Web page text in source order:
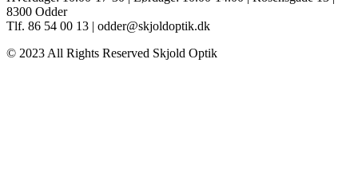
8300 Odder
Tlf. 86 54 00 13 | odder@skjoldoptik.dk
© 2023 All Rights Reserved Skjold Optik